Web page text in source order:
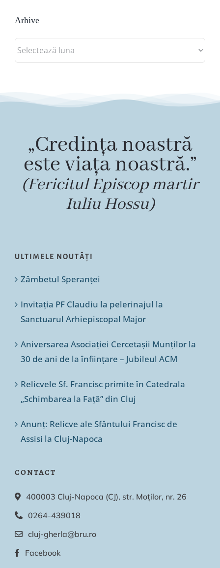
Arhive
Arhive
„Credința noastră
este viața noastră.”
(Fericitul Episcop martir
Iuliu Hossu)
ULTIMELE NOUTĂȚI
Zâmbetul Speranței
Invitația PF Claudiu la pelerinajul la
Sanctuarul Arhiepiscopal Major
Aniversarea Asociației Cercetașii Munților la
30 de ani de la înființare – Jubileul ACM
Relicvele Sf. Francisc primite în Catedrala
„Schimbarea la Față” din Cluj
Anunț: Relicve ale Sfântului Francisc de
Assisi la Cluj-Napoca
CONTACT
400003 Cluj-Napoca (CJ), str. Moților, nr. 26
0264-439018
cluj-gherla@bru.ro
Facebook